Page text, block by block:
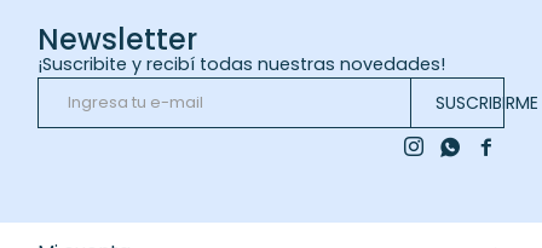
Newsletter
¡Suscribite y recibí todas nuestras novedades!
SUSCRIBIRME

 